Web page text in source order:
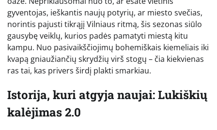
gyventojas, ieškantis naujų potyrių, ar miesto svečias,
norintis pajusti tikrąjį Vilniaus ritmą, šis sezonas siūlo
gausybę veiklų, kurios padės pamatyti miestą kitu
kampu. Nuo pasivaikščiojimų bohemiškais kiemeliais iki
kvapą gniaužiančių skrydžių virš stogų – čia kiekvienas
ras tai, kas privers širdį plakti smarkiau.
Istorija, kuri atgyja naujai: Lukiškių
kalėjimas 2.0